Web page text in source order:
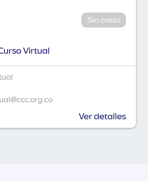
Sin costo
Virtual
Ver detalles